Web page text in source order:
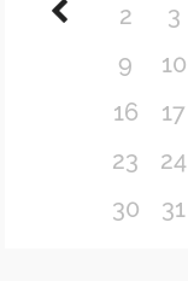
2
3
9
10
16
17
23
24
30
31